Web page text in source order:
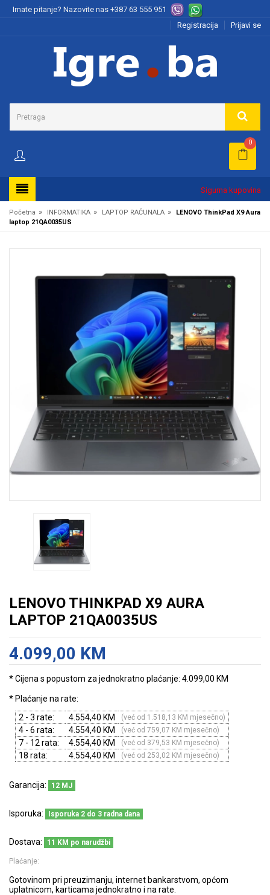
Imate pitanje? Nazovite nas +387 63 555 951
Registracija
Prijavi se
0
Sigurna kupovina
Početna » INFORMATIKA » LAPTOP RAČUNALA »
LENOVO ThinkPad X9 Aura
laptop 21QA0035US
LENOVO THINKPAD X9 AURA
LAPTOP 21QA0035US
4.099,00 KM
* Cijena s popustom za jednokratno plaćanje: 4.099,00 KM
* Plaćanje na rate:
2 - 3 rate:
4.554,40 KM (već od 1.518,13 KM mjesečno)
4 - 6 rata: 4.554,40 KM (već od 759,07 KM mjesečno)
7 - 12 rata: 4.554,40 KM (već od 379,53 KM mjesečno)
18 rata: 4.554,40 KM (već od 253,02 KM mjesečno)
Garancija: 12 MJ
Isporuka: Isporuka 2 do 3 radna dana
Dostava: 11 KM po narudžbi
Plaćanje:
Gotovinom pri preuzimanju, internet bankarstvom, općom
uplatnicom, karticama jednokratno i na rate.